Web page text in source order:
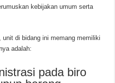
kebijakan umum serta
di bidang ini memang memiliki
adalah:
pada biro